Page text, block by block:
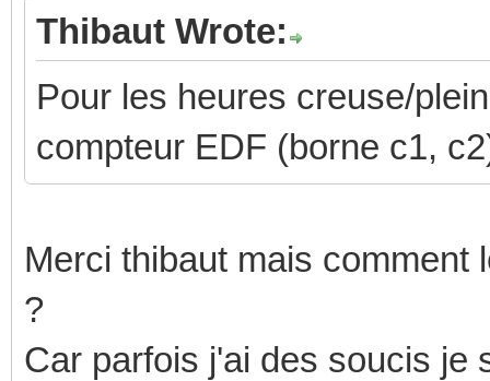
Thibaut Wrote:
Pour les heures creuse/
compteur EDF (borne c1,
Merci thibaut mais
?
Car parfois j'ai des soucis je